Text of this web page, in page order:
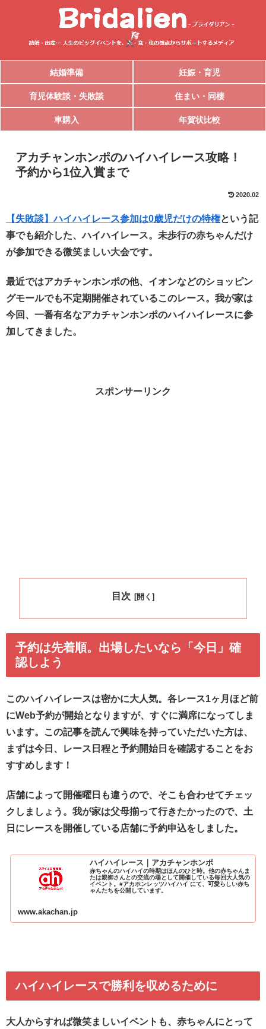
結婚準備 妊娠・育児
育児体験談・失敗談 住まい・同棲
車購入 年賀状比較
アカチャンホンポのハイハイレース攻略！
予約から1位入賞まで
2020.02
【失敗談】ハイハイレース参加は0歳児だけの特権という記
事でも紹介した、ハイハイレース。未歩行の赤ちゃんだけ
が参加できる微笑ましい大会です。
最近ではアカチャンホンポの他、イオンなどのショッピン
グモールでも不定期開催されているこのレース。我が家は
今回、一番有名なアカチャンホンポのハイハイレースに参
加してきました。
スポンサーリンク
目次
予約は先着順。出場したいなら「今日」確
認しよう
このハイハイレースは密かに大人気。各レース1ヶ月ほど前
にWeb予約が開始となりますが、すぐに満席になってしま
います。この記事を読んで興味を持っていただいた方は、
まずは今日、レース日程と予約開始日を確認することをお
すすめします！
店舗によって開催曜日も違うので、そこも合わせてチェッ
クしましょう。我が家は父母揃って行きたかったので、土
日にレースを開催している店舗に予約申込をしました。
ハイハイレース｜アカチャンホンポ
赤ちゃんのハイハイの時期はほんのひと時。他の赤ちゃんま
たは親御さんとの交流の場として開催している毎回大人気の
イベント。#アカホンレッツハイハイ にて、可愛らしい赤ち
ゃんたちを公開しています。
www.akachan.jp
ハイハイレースで勝利を収めるために
大人からすれば微笑ましいイベントも、赤ちゃんにとって